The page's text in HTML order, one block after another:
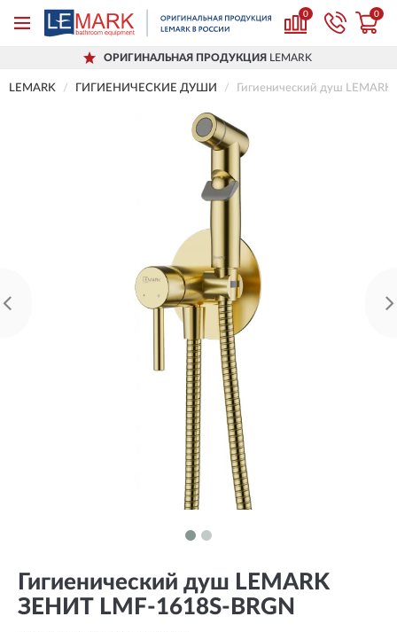
0 0
ОРИГИНАЛЬНАЯ ПРОДУКЦИЯ LEMARK
LEMARK ГИГИЕНИЧЕСКИЕ ДУШИ Гигиенический душ
Гигиенический душ LEMARK
ЗЕНИТ LMF-1618S-BRGN